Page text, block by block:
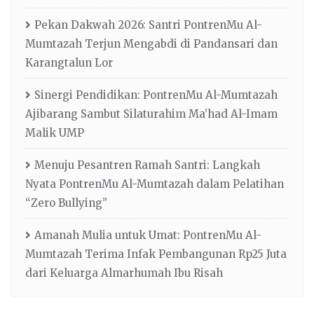
Pekan Dakwah 2026: Santri PontrenMu Al-
Mumtazah Terjun Mengabdi di Pandansari dan
Karangtalun Lor
Sinergi Pendidikan: PontrenMu Al-Mumtazah
Ajibarang Sambut Silaturahim Ma’had Al-Imam
Malik UMP
Menuju Pesantren Ramah Santri: Langkah
Nyata PontrenMu Al-Mumtazah dalam Pelatihan
“Zero Bullying”
Amanah Mulia untuk Umat: PontrenMu Al-
Mumtazah Terima Infak Pembangunan Rp25 Juta
dari Keluarga Almarhumah Ibu Risah